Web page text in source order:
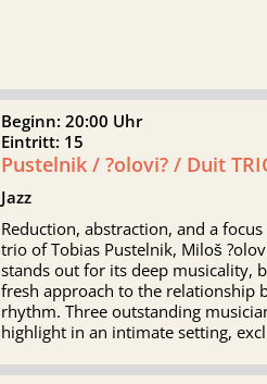
Beginn: 20:00 Uhr
Eintritt: 15
Pustelnik / ?olovi? / Duit
Jazz
Reduction, abstraction, and a
trio of Tobias Pustelnik, Miloš
stands out for its deep musicality,
fresh approach to the relationship
rhythm. Three outstanding
highlight in an intimate setting,